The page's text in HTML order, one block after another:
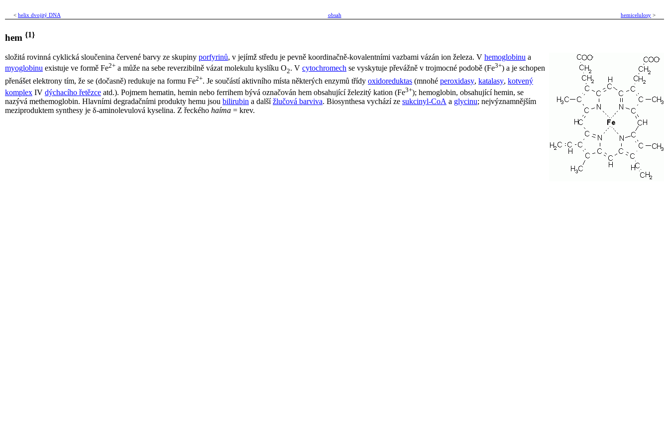
< helix dvojitý DNA obsah hemicelulosy >
hem {1}
složitá rovinná cyklická sloučenina červené barvy ze skupiny porfyrinů, v jejímž středu je pevně koordinačně-kovalentními vazbami vázán ion železa. V hemoglobinu a
myoglobinu existuje ve formě Fe2+ a může na sebe reverzibilně vázat molekulu kyslíku O2. V cytochromech se vyskytuje převážně v trojmocné podobě (Fe3+) a je schopen
přenášet elektrony tím, že se (dočasně) redukuje na formu Fe2+. Je součástí aktivního místa některých enzymů třídy oxidoreduktas (mnohé peroxidasy, katalasy, kotvený
komplex IV dýchacího řetězce atd.). Pojmem hematin, hemin nebo ferrihem bývá označován hem obsahující železitý kation (Fe3+); hemoglobin, obsahující hemin, se
nazývá methemoglobin. Hlavními degradačními produkty hemu jsou bilirubin a dalšížlučová barviva. Biosynthesa vychází ze sukcinyl-CoA a glycinu; nejvýznamnějším
meziproduktem synthesy je δ-aminolevulová kyselina. Z řeckého haíma = krev.